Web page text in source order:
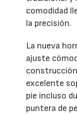
comodidad
la precisión.
La nueva
ajuste
excelente
pie incluso
puntera de